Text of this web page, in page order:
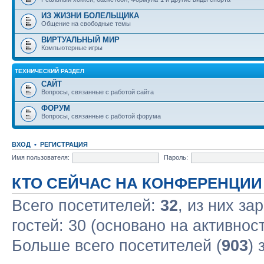
ИЗ ЖИЗНИ БОЛЕЛЬЩИКА
Общение на свободные темы
ВИРТУАЛЬНЫЙ МИР
Компьютерные игры
ТЕХНИЧЕСКИЙ РАЗДЕЛ
САЙТ
Вопросы, связанные с работой сайта
ФОРУМ
Вопросы, связанные с работой форума
ВХОД • РЕГИСТРАЦИЯ
Имя пользователя:
Пароль:
КТО СЕЙЧАС НА КОНФЕРЕНЦИИ
Всего посетителей: 32, из них
гостей: 30 (основано на
Больше всего посетителей (903)